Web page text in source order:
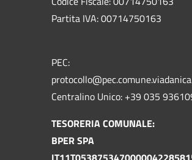
Partita IVA: 00714750163
PEC:
Centralino Unico: +39 035
TESORERIA COMUNALE:
BPER SPA